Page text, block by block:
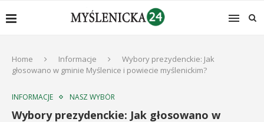
Home Informacje
Wybory prezydenckie: Jak
głosowano w gminie Myślenice i powiecie myślenickim?
INFORMACJE NASZ WYBÓR
Wybory prezydenckie: Jak głosowano w